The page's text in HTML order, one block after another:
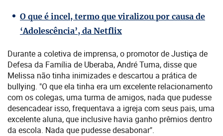
O que é incel, termo que viralizou por causa de
‘Adolescência’, da Netflix
Durante a coletiva de imprensa, o promotor de Justiça de
Defesa da Família de Uberaba, André Tuma, disse que
Melissa não tinha inimizades e descartou a prática de
bullying. "O que ela tinha era um excelente relacionamento
com os colegas, uma turma de amigos, nada que pudesse
desencadear isso, frequentava a igreja com seus pais, uma
excelente aluna, que inclusive havia ganho prêmios dentro
da escola. Nada que pudesse desabonar".